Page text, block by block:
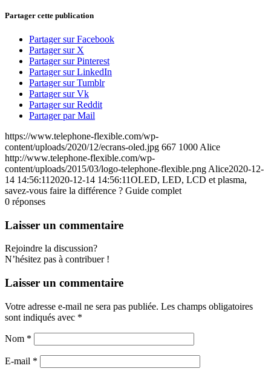
Partager cette publication
Partager sur Facebook
Partager sur X
Partager sur Pinterest
Partager sur LinkedIn
Partager sur Tumblr
Partager sur Vk
Partager sur Reddit
Partager par Mail
https://www.telephone-flexible.com/wp-
content/uploads/2020/12/ecrans-oled.jpg 667 1000 Alice
http://www.telephone-flexible.com/wp-
content/uploads/2015/03/logo-telephone-flexible.png Alice2020-12-
14 14:56:11 2020-12-14 14:56:11OLED, LED, LCD et plasma,
savez-vous faire la différence ? Guide complet
0 réponses
Laisser un commentaire
Rejoindre la discussion?
N’hésitez pas à contribuer !
Laisser un commentaire
Votre adresse e-mail ne sera pas publiée. Les champs obligatoires
sont indiqués avec *
Nom *
E-mail *